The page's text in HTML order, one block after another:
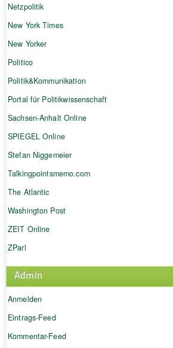
Netzpolitik
New York Times
New Yorker
Politico
Politik&Kommunikation
Portal für Politikwissenschaft
Sachsen-Anhalt Online
SPIEGEL Online
Stefan Niggemeier
Talkingpointsmemo.com
The Atlantic
Washington Post
ZEIT Online
ZParl
Admin
Anmelden
Eintrags-Feed
Kommentar-Feed